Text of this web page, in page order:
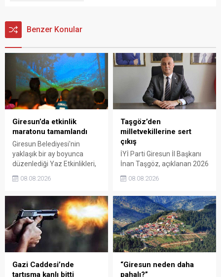
Benzer Konular
Giresun’da etkinlik
maratonu tamamlandı
Giresun Belediyesi'nin
yaklaşık bir ay boyunca
düzenlediği Yaz Etkinlikleri,
sanat ve eğlenceyle
organizasyonun ardından
Kadın El Emeği Pazarı'nın
süresi de 16 Ağustos'a
kadar uzatıldı.
08.08.2026
Taşgöz’den
milletvekillerine sert
çıkış
İYİ Parti Giresun İl Başkanı
İnan Taşgöz, açıklanan 2026
üzerinden iktidar
eleştirdi. Taşgöz, üreticinin
emeğinin karşılığını
alamadığını savunarak,
Giresun milletvekillerini
sessiz kalmakla suçladı.
08.08.2026
Gazi Caddesi’nde
tartışma kanlı bitti
“Giresun neden daha
pahalı?”